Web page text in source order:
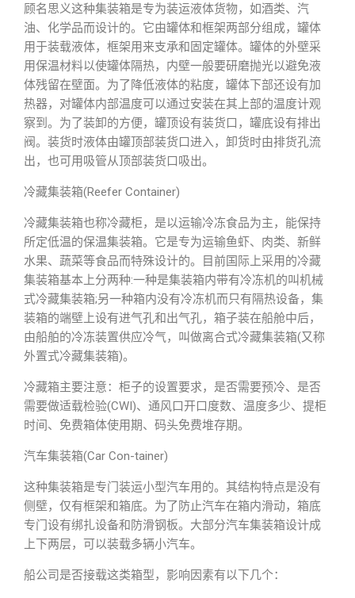
顾名思义这种集装箱是专为装运液体货物，如酒类、汽
油、化学品而设计的。它由罐体和框架两部分组成，罐体
用于装载液体，框架用来支承和固定罐体。罐体的外壁采
用保温材料以使罐体隔热，内壁一般要研磨抛光以避免液
体残留在壁面。为了降低液体的粘度，罐体下部还设有加
热器，对罐体内部温度可以通过安装在其上部的温度计观
察到。为了装卸的方便，罐顶设有装货口，罐底设有排出
阀。装货时液体由罐顶部装货口进入，卸货时由排货孔流
出，也可用吸管从顶部装货口吸出。
冷藏集装箱(Reefer Container)
冷藏集装箱也称冷藏柜，是以运输冷冻食品为主，能保持
所定低温的保温集装箱。它是专为运输鱼虾、肉类、新鲜
水果、蔬菜等食品而特殊设计的。目前国际上采用的冷藏
集装箱基本上分两种:一种是集装箱内带有冷冻机的叫机械
式冷藏集装箱;另一种箱内没有冷冻机而只有隔热设备，集
装箱的端壁上设有进气孔和出气孔，箱子装在船舱中后，
由船舶的冷冻装置供应冷气，叫做离合式冷藏集装箱(又称
外置式冷藏集装箱)。
冷藏箱主要注意：柜子的设置要求，是否需要预冷、是否
需要做适载检验(CWI)、通风口开口度数、温度多少、提柜
时间、免费箱体使用期、码头免费堆存期。
汽车集装箱(Car Con-tainer)
这种集装箱是专门装运小型汽车用的。其结构特点是没有
侧壁，仅有框架和箱底。为了防止汽车在箱内滑动，箱底
专门设有绑扎设备和防滑钢板。大部分汽车集装箱设计成
上下两层，可以装载多辆小汽车。
船公司是否接载这类箱型，影响因素有以下几个：